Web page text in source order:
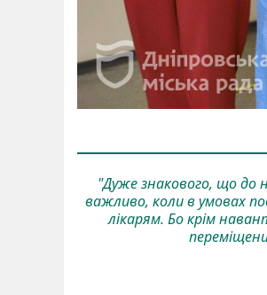
"Дуже знакового, що до
важливо, коли в умовах
лікарям. Бо крім